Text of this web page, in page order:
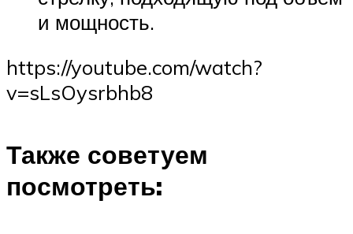
и мощность.
https://youtube.com/watch?
v=sLsOysrbhb8
Также советуем
посмотреть: